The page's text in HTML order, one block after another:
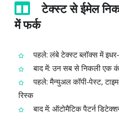
टेक्स्ट से ईमेल
में फर्क
पहले: लंबे टेक्स्ट ब्लॉक्स में
बाद में: उन सब से निकली एक
पहले: मैन्युअल कॉपी‑पेस्ट,
रिस्क
बाद में: ऑटोमैटिक पैटर्न